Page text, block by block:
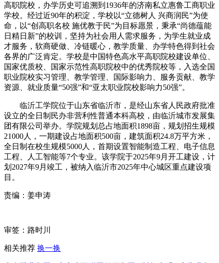
高职院校，办学历史可追溯到1936年的济南私立惠鲁工商职业
学校。经过近90年的积淀，学校以“立德树人 兴商润民”为使
命，以“创高职名校 施优教于民”为目标愿景，秉承“尚德蕴能
日精日新”的校训，坚持为社会用人需求服务，为学生就业成
才服务，软商硬做、冷链暖心，教学质量、办学特色得到社会
各界的广泛肯定。学校是中国特色高水平高职院校建设单位、
国家优质校、国家示范性高职院校中的优秀院校等，入选全国
职业院校实习管理、教学管理、国际影响力、服务贡献、教学
资源、就业质量“50强”和“亚太职业院校影响力50强”。
临沂工学院位于山东省临沂市，是经山东省人民政府批准
设立的全日制民办非营利性普通本科高校，由临沂城市发展集
团有限公司举办。学院规划总占地面积1898亩，规划招生规模
21000人，一期建设占地面积500亩，建筑面积24.8万平方米，
全日制在校生规模5000人，首期设置智能制造工程、电子信息
工程、人工智能等7个专业。该学院于2025年9月开工建设，计
划2027年9月竣工，被纳入临沂市2025年中心城区重点建设项
目。
责编：姜申涛
审签：路时川
相关推荐 换一换